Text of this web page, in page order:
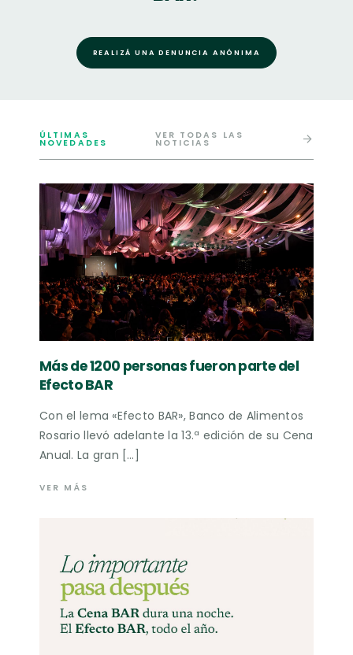
REALIZÁ UNA DENUNCIA ANÓNIMA
ÚLTIMAS
NOVEDADES
VER TODAS LAS
NOTICIAS
Más de 1200 personas fueron parte del
Efecto BAR
Con el lema «Efecto BAR», Banco de Alimentos
Rosario llevó adelante la 13.ª edición de su Cena
Anual. La gran […]
VER MÁS